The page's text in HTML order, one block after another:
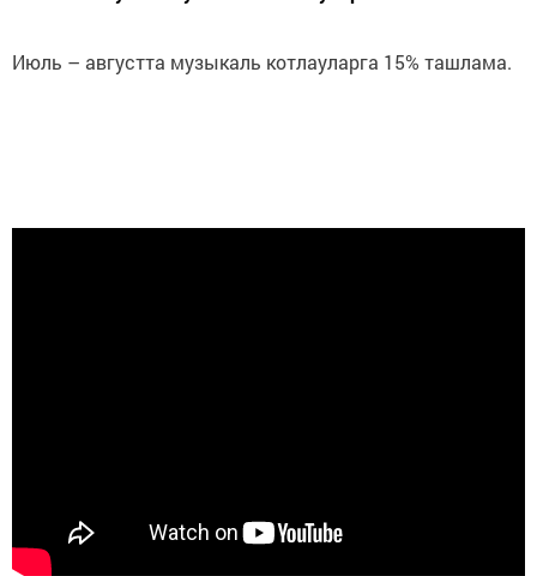
Июль – августта музыкаль котлауларга 15% ташлама.